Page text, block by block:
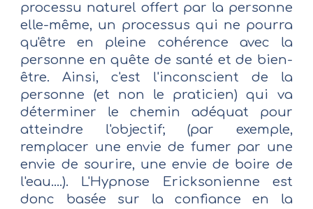
processu naturel offert par la personne
elle-même, un processus qui ne pourra
qu'être en pleine cohérence avec la
personne en quête de santé et de bien-
être. Ainsi, c'est l'inconscient de la
personne (et non le praticien) qui va
déterminer le chemin adéquat pour
atteindre l'objectif; (par exemple,
remplacer une envie de fumer par une
envie de sourire, une envie de boire de
l'eau....). L'Hypnose Ericksonienne est
donc basée sur la confiance en la